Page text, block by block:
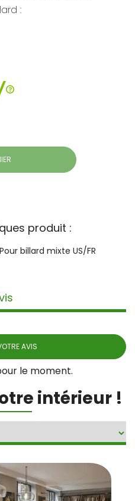
:
produit :
billard mixte US/FR
AVIS
le moment.
intérieur !